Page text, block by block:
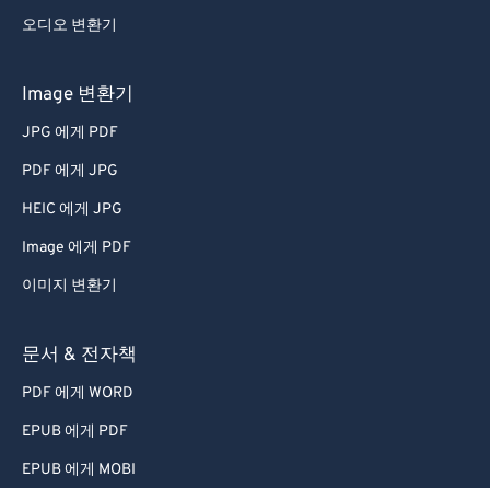
오디오 변환기
Image 변환기
JPG 에게 PDF
PDF 에게 JPG
HEIC 에게 JPG
Image 에게 PDF
이미지 변환기
문서 & 전자책
PDF 에게 WORD
EPUB 에게 PDF
EPUB 에게 MOBI